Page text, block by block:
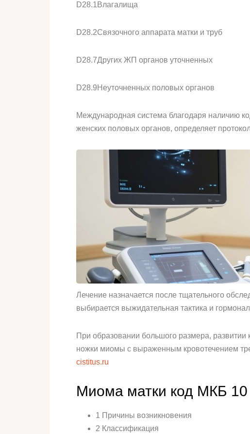
D28.1 Влагалища
D28.2Связочного аппарата матки и труб
D28.7Других ЖП органов уточненных
D28.9 Неуточненных половых органов
Международная система благодаря наличию
женских половых органов, определяет
Лечение назначается после тщательного
выбирается выжидательная тактика и
При образовании большого размера, развитии
ножки миомы с выраженным кровотечением
cistitus.ru
Миома матки код МКБ 10
1 Причины возникновения
2 Классификация